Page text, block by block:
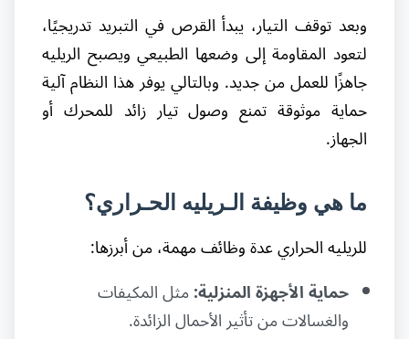
وبعد توقف التيار، يبدأ القرص في التبريد تدريجيًا،
لتعود المقاومة إلى وضعها الطبيعي ويصبح الريليه
جاهزًا للعمل من جديد. وبالتالي يوفر هذا النظام آلية
حماية موثوقة تمنع وصول تيار زائد للمحرك أو
الجهاز.
ما هي وظيفة الـريليه الحـراري؟
للريليه الحراري عدة وظائف مهمة، من أبرزها:
حماية الأجهزة المنزلية:مثل المكيفات
والغسالات من تأثير الأحمال الزائدة.